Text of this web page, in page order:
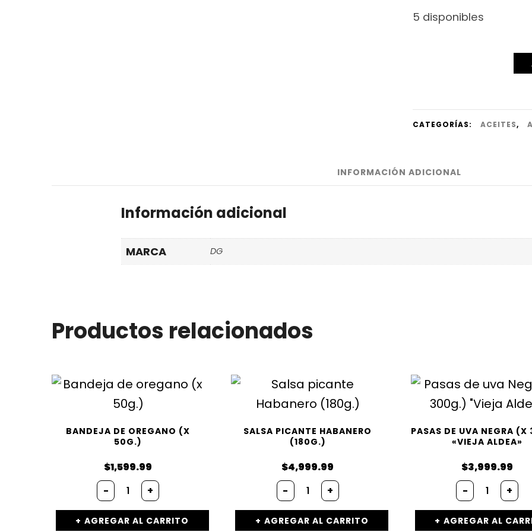
5 disponibles
CATEGORÍAS: ACEITES,
INFORMACIÓN ADICIONAL
Información adicional
MARCA DG
Productos relacionados
BANDEJA DE OREGANO (X
50G.)
$1,599.99
- Bandeja
de
oregano
(x
+
AGREGAR AL CARRITO
SALSA PICANTE HABANERO
(180G.)
$4,999.99
- Salsa
picante
Habanero
(180g.)
+
AGREGAR AL CARRITO
PASAS DE UVA NEGRA
«VIEJA ALDEA»
$3,999.99
- Pasas
de
uva
Negra
+
AGREGAR AL